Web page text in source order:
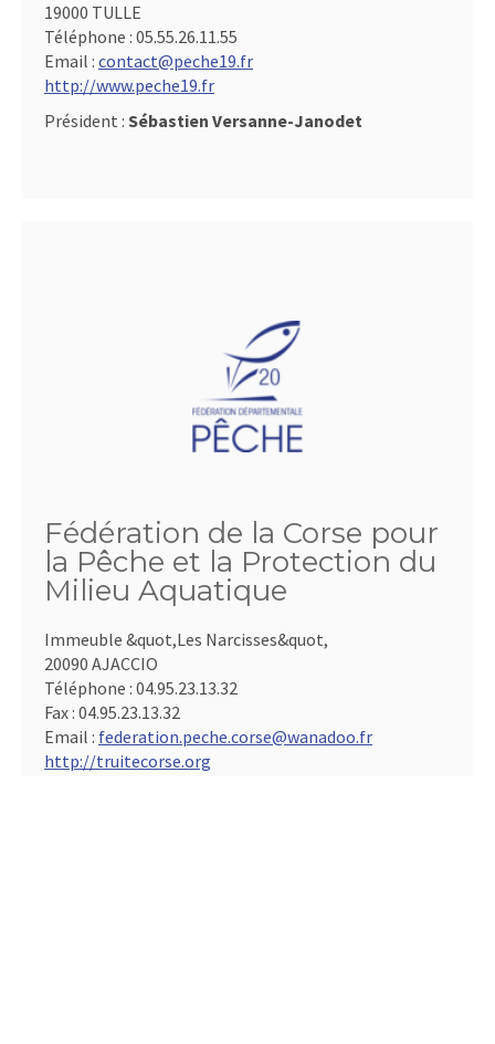
19000 TULLE
Téléphone : 05.55.26.11.55
Email : contact@peche19.fr
http://www.peche19.fr
Président : Sébastien Versanne-Janodet
Fédération de la Corse pour
la Pêche et la Protection du
Milieu Aquatique
Immeuble &quot,Les Narcisses&quot,
20090 AJACCIO
Téléphone : 04.95.23.13.32
Fax : 04.95.23.13.32
Email : federation.peche.corse@wanadoo.fr
http://truitecorse.org